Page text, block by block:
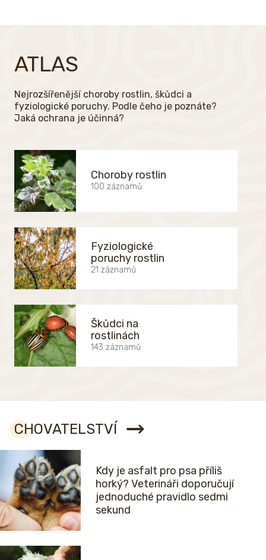
ATLAS
Nejrozšířenější choroby rostlin, škůdci a
fyziologické poruchy. Podle čeho je poznáte?
Jaká ochrana je účinná?
Choroby rostlin
100 záznamů
Fyziologické
poruchy rostlin
21 záznamů
Škůdci na
rostlinách
143 záznamů
CHOVATELSTVÍ
Kdy je asfalt pro psa příliš
horký? Veterináři doporučují
jednoduché pravidlo sedmi
sekund